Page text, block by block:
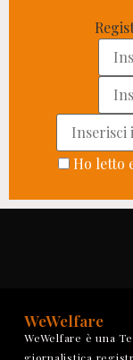
Ho letto
WeWelfare
WeWelfare è una